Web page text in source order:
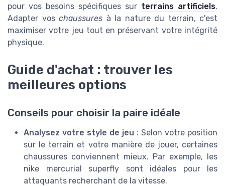
pour vos besoins spécifiques sur terrains artificiels.
Adapter vos chaussures à la nature du terrain, c'est
maximiser votre jeu tout en préservant votre intégrité
physique.
Guide d'achat : trouver les
meilleures options
Conseils pour choisir la paire idéale
Analysez votre style de jeu : Selon votre position
sur le terrain et votre manière de jouer, certaines
chaussures conviennent mieux. Par exemple, les
nike mercurial superfly sont idéales pour les
attaquants recherchant de la vitesse.